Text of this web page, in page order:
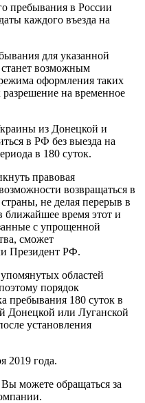
пребывания в России
каждого въезда на
для указанной
возможным
оформления таких
на временное
из Донецкой и
в РФ без выезда на
в 180 суток.
правовая
возвращаться в
не делая перерыв в
ближайшее время этот и
с упрощенной
сможет
Президент РФ.
областей
порядок
пребывания 180 суток в
Донецкой или Луганской
установления
2019 года.
можете обращаться за